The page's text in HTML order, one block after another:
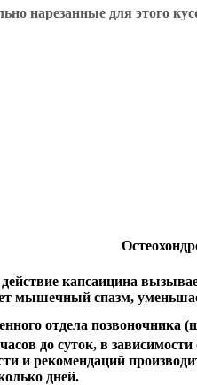
нарезанные для этого
капсаицина
мышечный спазм,
отдела позвоночника
до суток, в
и рекомендаций
дней.